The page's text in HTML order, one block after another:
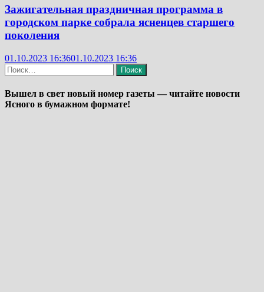
Зажигательная праздничная программа в
городском парке собрала ясненцев старшего
поколения
01.10.2023 16:3601.10.2023 16:36
Найти:
Вышел в свет новый номер газеты — читайте новости
Ясного в бумажном формате!